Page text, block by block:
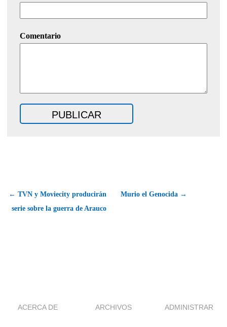
Comentario
← TVN y Moviecity producirán
serie sobre la guerra de Arauco
Murio el Genocida →
ACERCA DE ARCHIVOS ADMINISTRAR